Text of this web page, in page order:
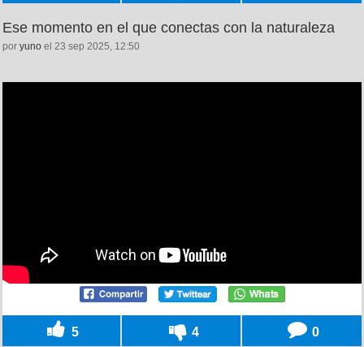
Ese momento en el que conectas con la naturaleza
por yuno el 23 sep 2025, 12:50
5 4 0